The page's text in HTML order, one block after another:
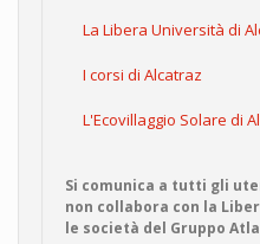
La Libera Università di
I corsi di Alcatraz
L'Ecovillaggio Solare di
Si comunica a tutti gli
non collabora con la
le società del Gruppo